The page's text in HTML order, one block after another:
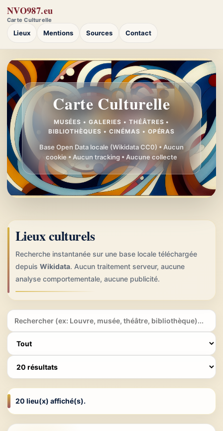
NVO987.eu
Carte Culturelle
Lieux Mentions Sources Contact
Carte Culturelle
MUSÉES • GALERIES • THÉÂTRES •
BIBLIOTHÈQUES • CINÉMAS • OPÉRAS
Base Open Data locale (Wikidata CC0) • Aucun
cookie • Aucun tracking • Aucune collecte
Lieux culturels
Recherche instantanée sur une base locale téléchargée
depuis Wikidata. Aucun traitement serveur, aucune
analyse comportementale, aucune publicité.
20 lieu(x) affiché(s).